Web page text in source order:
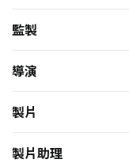
監製
導演
製片
製片助理